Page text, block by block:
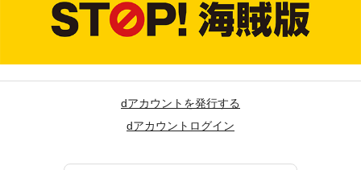
dアカウントを発行する
dアカウントログイン